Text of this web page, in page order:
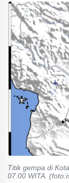
Titik gempa di
07.00 WITA.